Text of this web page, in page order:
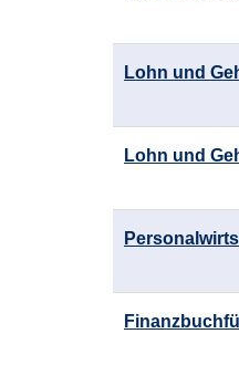
Lohn und
Lohn und